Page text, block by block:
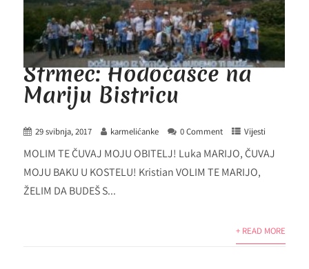
Strmec: Hodočašće na
Mariju Bistricu
29 svibnja, 2017 karmelićanke 0 Comment Vijesti
MOLIM TE ČUVAJ MOJU OBITELJ! Luka MARIJO, ČUVAJ
MOJU BAKU U KOSTELU! Kristian VOLIM TE MARIJO,
ŽELIM DA BUDEŠ S...
+ READ MORE